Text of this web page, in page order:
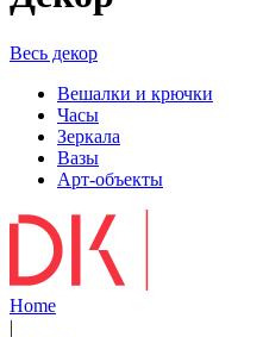
Весь декор
Вешалки и крючки
Часы
Зеркала
Вазы
Арт-объекты
Home
|